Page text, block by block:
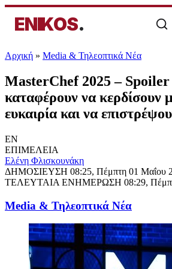
ENIKOS.
Αρχική » Media & Τηλεοπτικά Νέα
MasterChef 2025 – Spoiler
καταφέρουν να κερδίσουν
ευκαιρία και να
EN
ΕΠΙΜΕΛΕΙΑ
Ελένη Φλισκουνάκη
ΔΗΜΟΣΙΕΥΣΗ 08:25, Πέμπτη 01 Μαΐου
ΤΕΛΕΥΤΑΙΑ ΕΝΗΜΕΡΩΣΗ 08:29,
Media & Τηλεοπτικά Νέα